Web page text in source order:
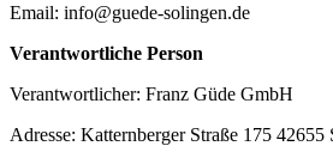
Email: info@guede-solingen.de
Verantwortliche Person
Verantwortlicher: Franz Güde GmbH
Adresse: Katternberger Straße 175 42655